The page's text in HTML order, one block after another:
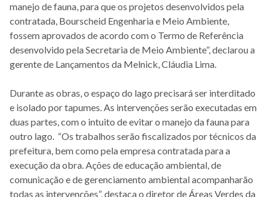
manejo de fauna, para que os projetos desenvolvidos pela
contratada, Bourscheid Engenharia e Meio Ambiente,
fossem aprovados de acordo com o Termo de Referência
desenvolvido pela Secretaria de Meio Ambiente”, declarou a
gerente de Lançamentos da Melnick, Cláudia Lima.
Durante as obras, o espaço do lago precisará ser interditado
e isolado por tapumes. As intervenções serão executadas em
duas partes, com o intuito de evitar o manejo da fauna para
outro lago. “Os trabalhos serão fiscalizados por técnicos da
prefeitura, bem como pela empresa contratada para a
execução da obra. Ações de educação ambiental, de
comunicação e de gerenciamento ambiental acompanharão
todas as intervenções”, destaca o diretor de Áreas Verdes da